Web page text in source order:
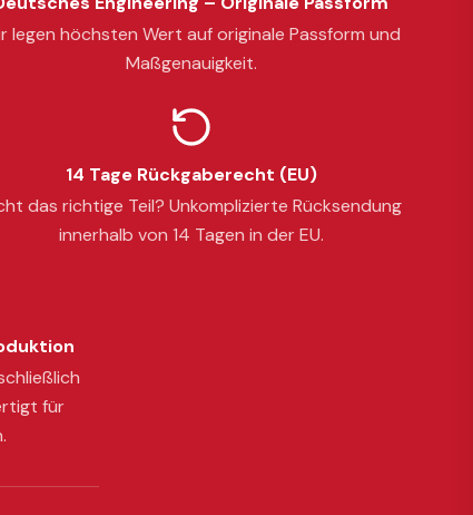
legen höchsten Wert auf originale Passform und
Maßgenauigkeit.
14 Tage Rückgaberecht (EU)
das richtige Teil? Unkomplizierte Rücksendung
innerhalb von 14 Tagen in der EU.
für